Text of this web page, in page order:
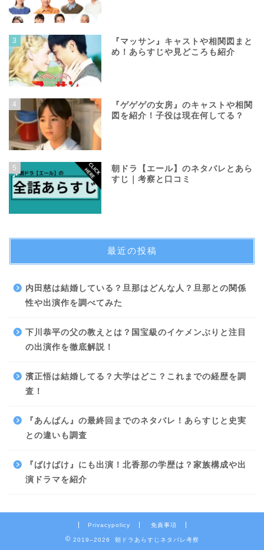
3
『マッサン』キャストや相関図まと
め！あらすじや見どころも紹介
4
『ゲゲゲの女房』のキャストや相関
図を紹介！子役は現在何してる？
5
朝ドラ【エール】のネタバレとあら
すじ｜考察と口コミ
最近の投稿
内田慈は結婚している？旦那はどんな人？旦那との関係
性や出演作を調べてみた
下川恭平の父の教えとは？国宝級のイケメンぶりと注目
の出演作を徹底解説！
濱正悟は結婚してる？大学はどこ？これまでの経歴を調
査！
『あんぱん』の最終回までのネタバレ！あらすじと史実
との違いも調査
『ばけばけ』にも出演！北香那の学歴は？家族構成や出
演ドラマを紹介
Privacypolicy 免責事項
2019–2026 朝ドラあらすじネタバレ考察